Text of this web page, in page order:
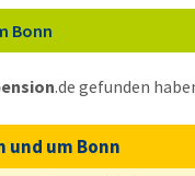
Bonn
.de gefunden
um Bonn